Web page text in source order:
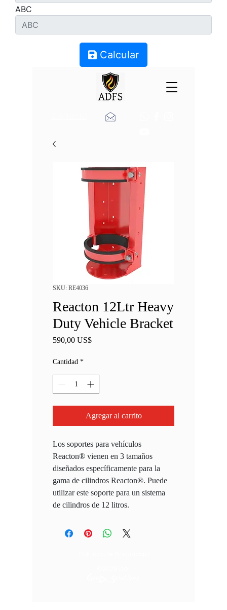
ABC
Calcular
SKU: RE4036
Reacton 12Ltr Heavy
Duty Vehicle Bracket
590,00 US$Precio
Cantidad *
Agregar al carrito
Los soportes para vehículos
Reacton® vienen en 3 tamaños
diseñados específicamente para la
gama de cilindros Reacton®. Puede
utilizar este soporte para un sistema
de cilindros de 12 litros.